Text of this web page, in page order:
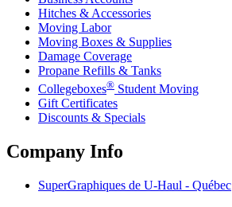
Hitches & Accessories
Moving Labor
Moving Boxes & Supplies
Damage Coverage
Propane Refills & Tanks
Collegeboxes® Student Moving
Gift Certificates
Discounts & Specials
Company Info
SuperGraphiques de U-Haul - Québec